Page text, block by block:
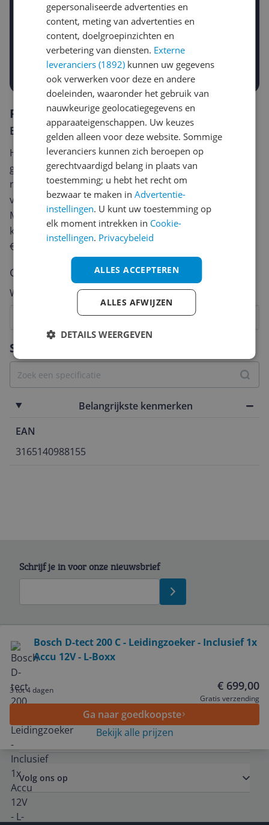
Gewenste daling of bedrag
-10% -15%
Gewenste prijs
Prijsalert aanzetten
Specificaties
Belangrijkste kenmerken
EAN
3165140988155
Reviews
Er zijn nog geen reviews geschreven
Heb jij dit product in bezit en wil je graag je mening
geven? Start dan hieronder met het schrijven van je
review. Afhankelijk van de details duurt het schrijven
van een review gemiddeld tussen de 3 en 10 minuten.
Met jouw mening help je andere bezoekers een betere
keuze te maken én maak je iedere maand kans op
€250,-!
Klik hier voor de actievoorwaarden.
Cijfer
Welk cijfer geef jij dit product?
8
7
6
5
4
Vraag 1 van 4
Bosch D-tect 200 C - Leidingzoeker - Inclusief 1x
Accu 12V - L-Boxx
3 tot 4 dagen € 699,00
Gratis verzending
Ga naar goedkoopste
Bekijk alle prijzen
Schrijf je in voor onze nieuwsbrief
Service
Algemeen
Zakelijk
Volg ons op
gepersonaliseerde advertenties en
content, meting van advertenties en
content, doelgroepinzichten en
verbetering van diensten. Externe
leveranciers (1892) kunnen uw gegevens
ook verwerken voor deze en andere
doeleinden, waaronder het gebruik van
nauwkeurige geolocatiegegevens en
apparaateigenschappen. Uw keuzes
gelden alleen voor deze website. Sommige
leveranciers kunnen zich beroepen op
gerechtvaardigd belang in plaats van
toestemming; u hebt het recht om
bezwaar te maken inAdvertentie-
instellingen. U kunt uw toestemming op
elk moment intrekken in Cookie-
instellingen. Privacybeleid
ALLES ACCEPTEREN
ALLES AFWIJZEN
DETAILS WEERGEVEN